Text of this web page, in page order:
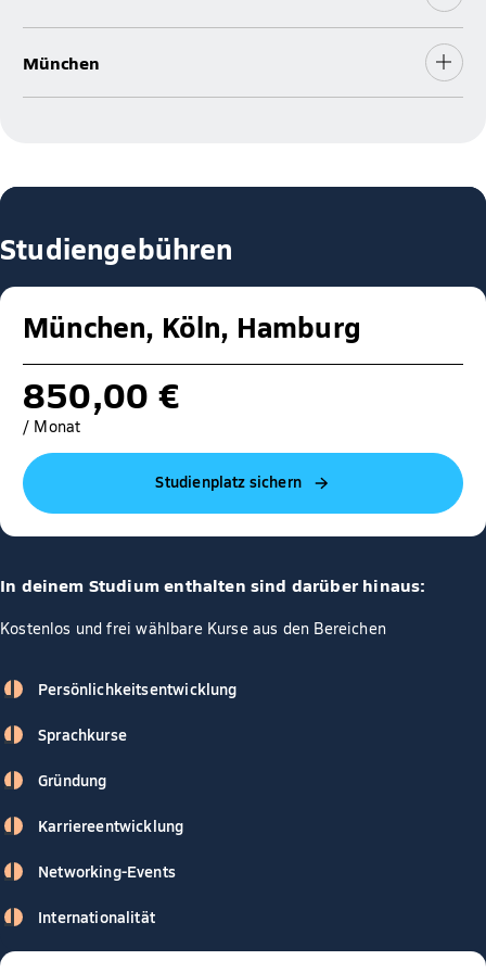
München
Studiengebühren
München, Köln, Hamburg
850,00 €
/ Monat
Studienplatz sichern
In deinem Studium enthalten sind darüber hinaus:
Kostenlos und frei wählbare Kurse aus den Bereichen
Persönlichkeitsentwicklung
Sprachkurse
Gründung
Karriereentwicklung
Networking-Events
Internationalität